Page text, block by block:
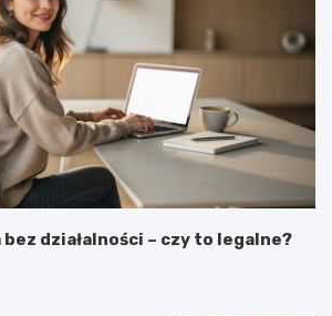
działalności – czy to legalne?